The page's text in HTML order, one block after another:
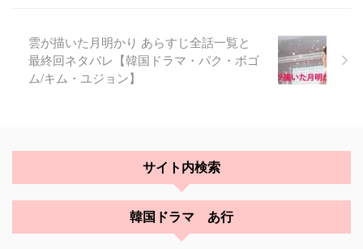
雲が描いた月明かり あらすじ全話一覧と
最終回ネタバレ【韓国ドラマ・パク・ボゴ
ム/キム・ユジョン】
サイト内検索
韓国ドラマ あ行